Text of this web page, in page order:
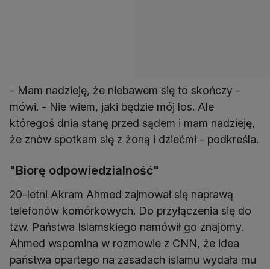
- Mam nadzieję, że niebawem się to skończy -
mówi. - Nie wiem, jaki będzie mój los. Ale
któregoś dnia stanę przed sądem i mam nadzieję,
że znów spotkam się z żoną i dziećmi - podkreśla.
"Biorę odpowiedzialność"
20-letni Akram Ahmed zajmował się naprawą
telefonów komórkowych. Do przyłączenia się do
tzw. Państwa Islamskiego namówił go znajomy.
Ahmed wspomina w rozmowie z CNN, że idea
państwa opartego na zasadach islamu wydała mu